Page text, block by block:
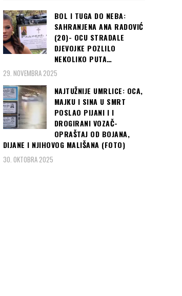
BOL I TUGA DO NEBA:
SAHRANJENA ANA RADOVIĆ
(20)- OCU STRADALE
DJEVOJKE POZLILO
NEKOLIKO PUTA…
29. NOVEMBRA 2025
NAJTUŽNIJE UMRLICE: OCA,
MAJKU I SINA U SMRT
POSLAO PIJANI I I
DROGIRANI VOZAČ-
OPRAŠTAJ OD BOJANA,
DIJANE I NJIHOVOG MALIŠANA (FOTO)
30. OKTOBRA 2025